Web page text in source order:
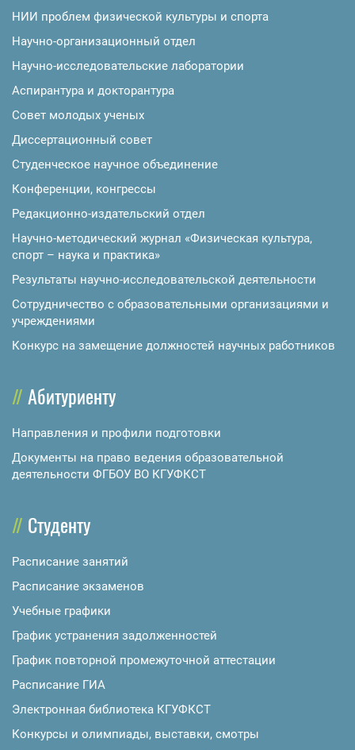
НИИ проблем физической культуры и спорта
Научно-организационный отдел
Научно-исследовательские лаборатории
Аспирантура и докторантура
Совет молодых ученых
Диссертационный совет
Студенческое научное объединение
Конференции, конгрессы
Редакционно-издательский отдел
Научно-методический журнал «Физическая культура,
спорт – наука и практика»
Результаты научно-исследовательской деятельности
Сотрудничество с образовательными организациями и
учреждениями
Конкурс на замещение должностей научных работников
Абитуриенту
Направления и профили подготовки
Документы на право ведения образовательной
деятельности ФГБОУ ВО КГУФКСТ
Студенту
Расписание занятий
Расписание экзаменов
Учебные графики
График устранения задолженностей
График повторной промежуточной аттестации
Расписание ГИА
Электронная библиотека КГУФКСТ
Конкурсы и олимпиады, выставки, смотры